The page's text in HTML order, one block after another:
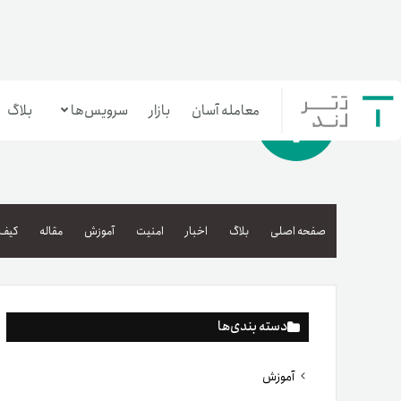
معامله آسان بازار سرویس‌ها
بازار تترلند
سرمایه‌گذاری آسان
بلاگ
صفحه اصلی بلاگ اخبار امنیت آموزش مقاله
دسته بندی‌ها
آموزش